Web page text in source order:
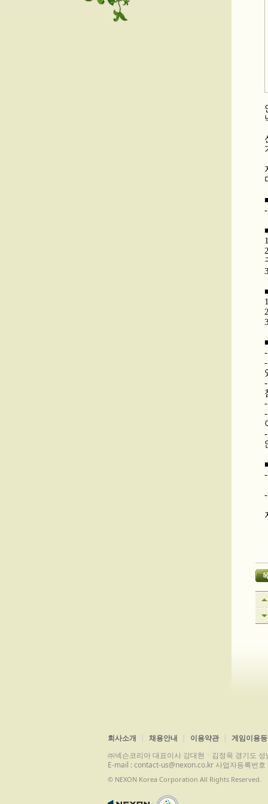
회사소개 채용안내 이용약관
게임이용
㈜넥슨코리아 대표이사 강대현ㆍ김정욱 경기도
E-mail : contact-us@nexon.co.kr 사업자등록번
© NEXON Korea Corporation All Rights Reserved.